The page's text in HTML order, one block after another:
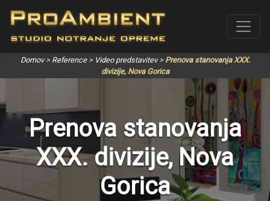
Domov> Reference> Video predstavitev> Prenova stanovanja XXX.
divizije, Nova Gorica
Prenova stanovanja
XXX. divizije, Nova
Gorica